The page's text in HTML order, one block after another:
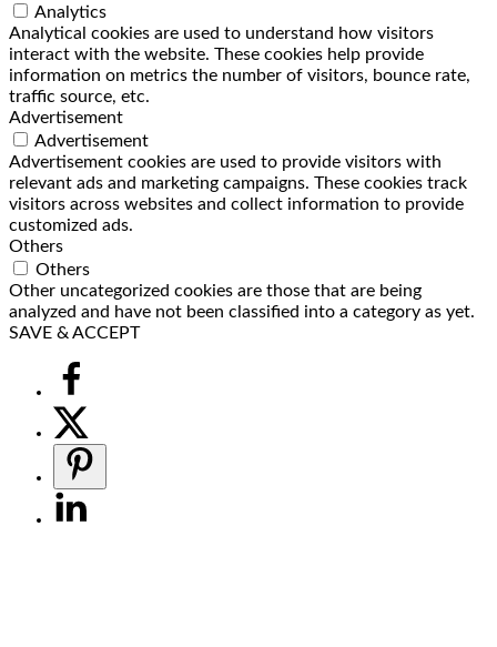
Analytics
Analytical cookies are used to understand how visitors
interact with the website. These cookies help provide
information on metrics the number of visitors, bounce rate,
traffic source, etc.
Advertisement
Advertisement
Advertisement cookies are used to provide visitors with
relevant ads and marketing campaigns. These cookies track
visitors across websites and collect information to provide
customized ads.
Others
Others
Other uncategorized cookies are those that are being
analyzed and have not been classified into a category as yet.
SAVE & ACCEPT